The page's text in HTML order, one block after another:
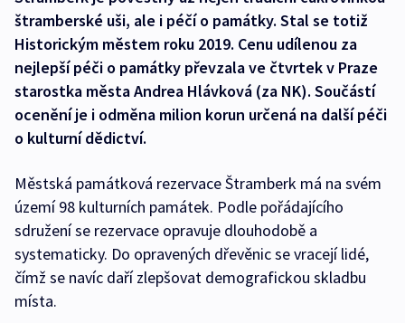
štramberské uši, ale i péčí o památky. Stal se totiž
Historickým městem roku 2019. Cenu udílenou za
nejlepší péči o památky převzala ve čtvrtek v Praze
starostka města Andrea Hlávková (za NK). Součástí
ocenění je i odměna milion korun určená na další péči
o kulturní dědictví.
Městská památková rezervace Štramberk má na svém
území 98 kulturních památek. Podle pořádajícího
sdružení se rezervace opravuje dlouhodobě a
systematicky. Do opravených dřevěnic se vracejí lidé,
čímž se navíc daří zlepšovat demografickou skladbu
místa.